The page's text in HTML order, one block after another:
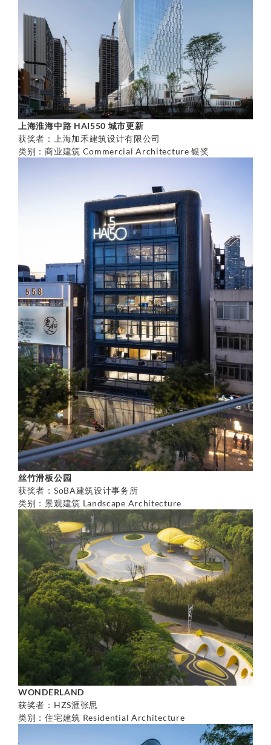
上海淮海中路 HAI550 城市更新
获奖者：上海加禾建筑设计有限公司
类别：商业建筑 Commercial Architecture 银奖
丝竹滑板公园
获奖者：SoBA建筑设计事务所
类别：景观建筑 Landscape Architecture
WONDERLAND
获奖者：HZS滙张思
类别：住宅建筑 Residential Architecture